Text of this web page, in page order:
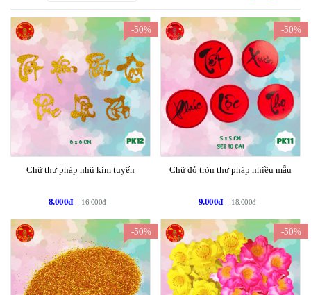
-50%
Chữ thư pháp nhũ kim tuyến
8.000đ 16.000đ
-50%
Chữ đỏ tròn thư pháp nhiều mẫu
9.000đ 18.000đ
-50% -50%